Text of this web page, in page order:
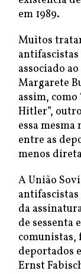
em 1989.
Muitos
associado
Margarete
assim,
Hitler”,
essa
entre as
menos
A União
da
de sessenta
comunistas,
deportados
Ernst